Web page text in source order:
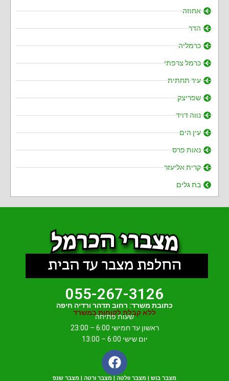
אחוזה
הדר
כרמליה
כרמל צרפתי
עיר תחתית
שפריצק
נווה דויד
עין הים
נאות פרס
קרית אליעזר
בת גלים
055-267-3126
כתובת משרד: רחוב תדהר ורדיה חיפה
ללא קבלת לקוחות במשרד
שעות פתיחה
ראשון עד חמישי 6:00 – 23:00
יום שישי 6:00 – 13:00
מצבר בוש | מצבר וולטה | מצבר ורטה | מצבר שנפ